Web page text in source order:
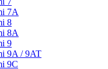
7A
8
8A
9
9A / 9AT
9C